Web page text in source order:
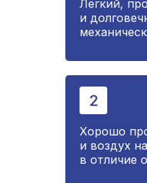
Легкий,
и
Хорошо
и воздух
в отличие